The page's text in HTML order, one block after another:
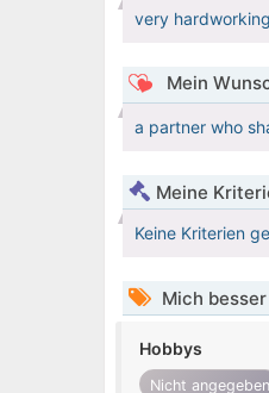
very
Mein
a partner who
Meine
Keine Kriterien
Mich
Hobbys
Nicht angegeben